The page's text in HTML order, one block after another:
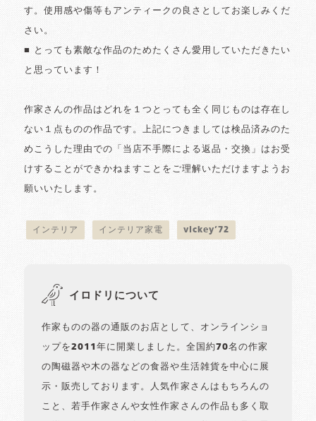
す。使用感や傷等もアンティークの良さとしてお楽しみくだ
さい。
■ とっても素敵な作品のためたくさん愛用していただきたい
と思っています！
作家さんの作品はどれを１つとっても全く同じものは存在し
ない１点ものの作品です。上記につきましては検品済みのた
めこうした理由での「当店不手際による返品・交換」はお受
けすることができかねますことをご理解いただけますようお
願いいたします。
インテリア インテリア家電 vickey’72
イロドリについて
作家ものの器の通販のお店として、オンラインショ
ップを2011年に開業しました。全国約70名の作家
の陶磁器や木の器などの食器や生活雑貨を中心に展
示・販売しております。人気作家さんはもちろんの
こと、若手作家さんや女性作家さんの作品も多く取